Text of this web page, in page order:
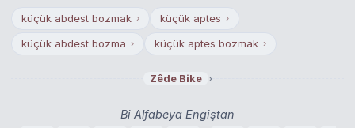
küçük abdest bozmak › küçük aptes ›
küçük abdest bozma › küçük aptes bozmak ›
defihacet gereksinimi › insan dışkısı ›
Zêde Bike ›
Bi Alfabeya Engiştan